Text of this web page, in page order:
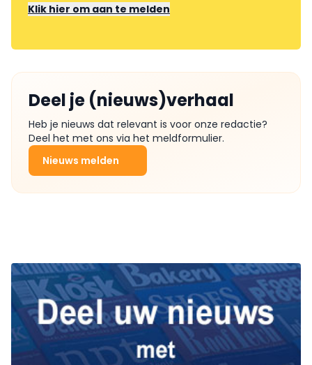
Klik hier om aan te melden
Deel je (nieuws)verhaal
Heb je nieuws dat relevant is voor onze redactie?
Deel het met ons via het meldformulier.
Nieuws melden